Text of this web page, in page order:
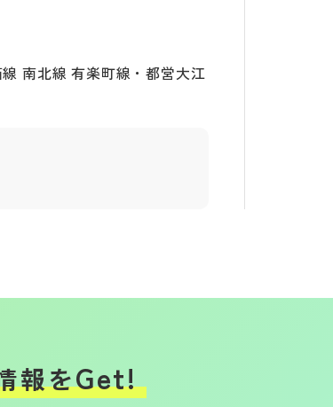
南北線 有楽町線・都営大江
報をGet!